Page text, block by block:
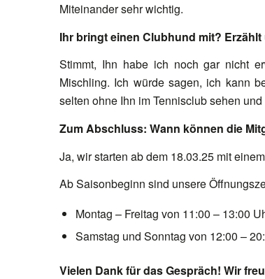
Miteinander sehr wichtig.
Ihr bringt einen Clubhund mit? Erzählt
Stimmt, Ihn habe ich noch gar nicht
Mischling. Ich würde sagen, ich kann
selten ohne Ihn im Tennisclub sehen
Zum Abschluss: Wann können die
Ja, wir starten ab dem 18.03.25 mit
Ab Saisonbeginn sind unsere
Montag – Freitag von 11:00 – 13:00
Samstag und Sonntag von 12:00 –
Vielen Dank für das Gespräch! Wir